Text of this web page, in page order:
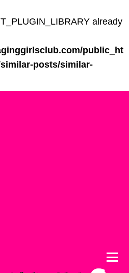
already
public_ht
posts/similar-